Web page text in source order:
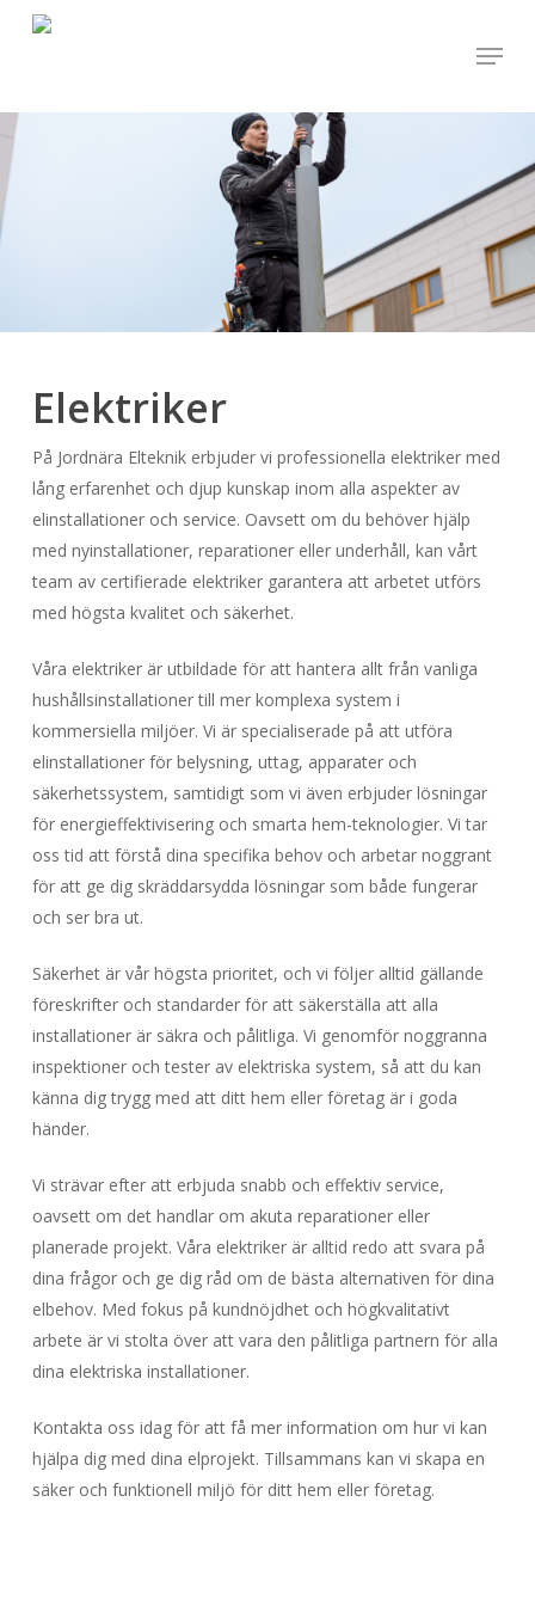
content
Menu
Elektriker
På Jordnära Elteknik erbjuder vi professionella elektriker med
lång erfarenhet och djup kunskap inom alla aspekter av
elinstallationer och service. Oavsett om du behöver hjälp
med nyinstallationer, reparationer eller underhåll, kan vårt
team av certifierade elektriker garantera att arbetet utförs
med högsta kvalitet och säkerhet.
Våra elektriker är utbildade för att hantera allt från vanliga
hushållsinstallationer till mer komplexa system i
kommersiella miljöer. Vi är specialiserade på att utföra
elinstallationer för belysning, uttag, apparater och
säkerhetssystem, samtidigt som vi även erbjuder lösningar
för energieffektivisering och smarta hem-teknologier. Vi tar
oss tid att förstå dina specifika behov och arbetar noggrant
för att ge dig skräddarsydda lösningar som både fungerar
och ser bra ut.
Säkerhet är vår högsta prioritet, och vi följer alltid gällande
föreskrifter och standarder för att säkerställa att alla
installationer är säkra och pålitliga. Vi genomför noggranna
inspektioner och tester av elektriska system, så att du kan
känna dig trygg med att ditt hem eller företag är i goda
händer.
Vi strävar efter att erbjuda snabb och effektiv service,
oavsett om det handlar om akuta reparationer eller
planerade projekt. Våra elektriker är alltid redo att svara på
dina frågor och ge dig råd om de bästa alternativen för dina
elbehov. Med fokus på kundnöjdhet och högkvalitativt
arbete är vi stolta över att vara den pålitliga partnern för alla
dina elektriska installationer.
Kontakta oss idag för att få mer information om hur vi kan
hjälpa dig med dina elprojekt. Tillsammans kan vi skapa en
säker och funktionell miljö för ditt hem eller företag.